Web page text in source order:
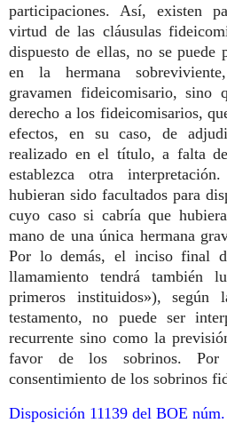
participaciones. Así, existen
virtud de las cláusulas
dispuesto de ellas, no se puede
en la hermana
gravamen fideicomisario, sino
derecho a los fideicomisarios,
efectos, en su caso, de
realizado en el título, a falta
establezca otra
hubieran sido facultados para
cuyo caso si cabría que
mano de una única hermana
Por lo demás, el inciso final
llamamiento tendrá también
primeros instituidos»), según
testamento, no puede ser
recurrente sino como la
favor de los sobrinos.
consentimiento de los sobrinos
Disposición 11139 del BOE